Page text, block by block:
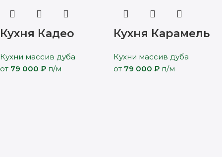
Кухня Кадео
Кухни массив дуба
от 79 000 ₽ п/м
Кухня Карамель
Кухни массив дуба
от 79 000 ₽ п/м